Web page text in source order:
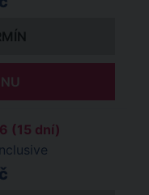
(15 dní)